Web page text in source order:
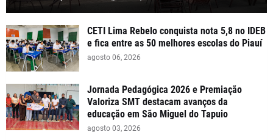
CETI Lima Rebelo conquista nota 5,8 no IDEB
e fica entre as 50 melhores escolas do Piauí
agosto 06, 2026
Jornada Pedagógica 2026 e Premiação
Valoriza SMT destacam avanços da
educação em São Miguel do Tapuio
agosto 03, 2026